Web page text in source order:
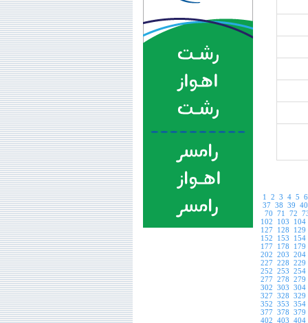
1 2 3 4 5 6
37 38 39 40
70 71 72
102
103
104
127
128
129
152
153
154
177
178
179
202 203 204
227 228 229
252 253 254
277 278 279
302 303 304
327 328 329
352 353 354
377 378 379
402 403 404